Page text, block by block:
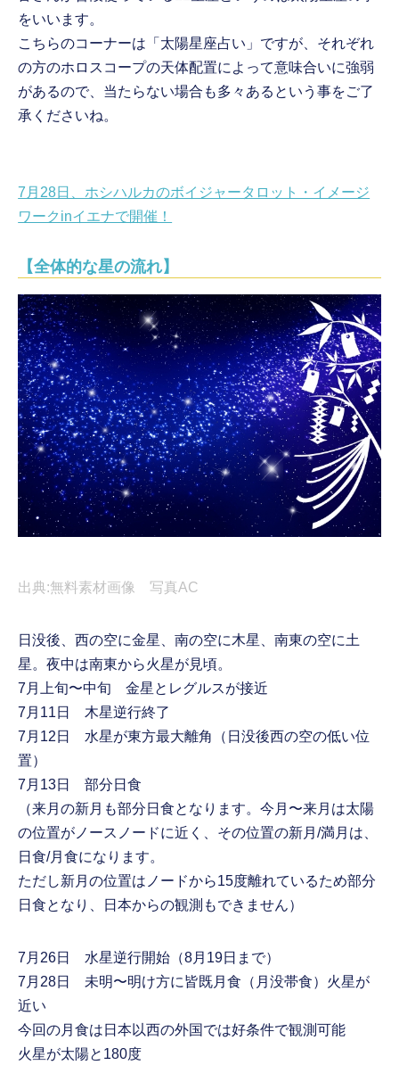
をいいます。
こちらのコーナーは「太陽星座占い」ですが、それぞれ
の方のホロスコープの天体配置によって意味合いに強弱
があるので、当たらない場合も多々あるという事をご了
承くださいね。
7月28日、ホシハルカのボイジャータロット・イメージ
ワークinイエナで開催！
【全体的な星の流れ】
出典:無料素材画像 写真AC
日没後、西の空に金星、南の空に木星、南東の空に土
星。夜中は南東から火星が見頃。
7月上旬〜中旬 金星とレグルスが接近
7月11日 木星逆行終了
7月12日 水星が東方最大離角（日没後西の空の低い位
置）
7月13日 部分日食
（来月の新月も部分日食となります。今月〜来月は太陽
の位置がノースノードに近く、その位置の新月/満月は、
日食/月食になります。
ただし新月の位置はノードから15度離れているため部分
日食となり、日本からの観測もできません）
7月26日 水星逆行開始（8月19日まで）
7月28日 未明〜明け方に皆既月食（月没帯食）火星が
近い
今回の月食は日本以西の外国では好条件で観測可能
火星が太陽と180度